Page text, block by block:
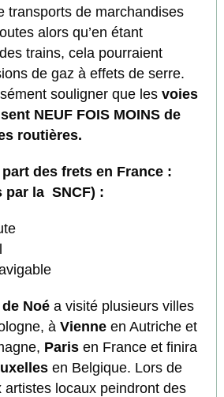
transports de marchandises
alors qu’en étant
trains, cela pourraient
de gaz à effets de serre.
souligner que lesvoies
NEUF FOIS MOINS de
routières.
des frets en France :
la SNCF) :
Noéa visité plusieurs villes
à Vienne en Autriche et
Parisen France et finira
en Belgique. Lors de
artistes locaux peindront des